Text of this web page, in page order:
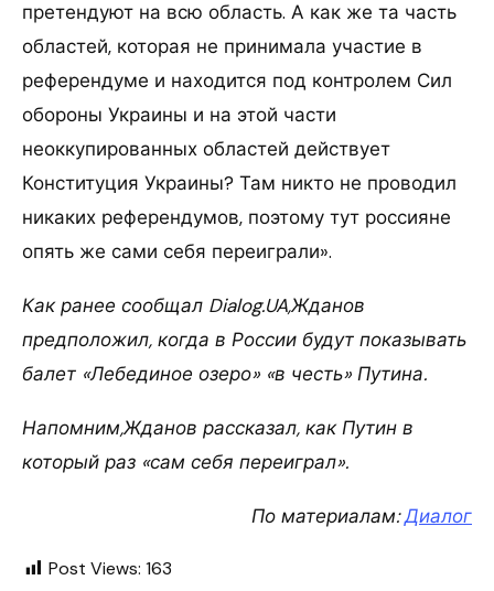
претендуют на всю область. А как же та часть
областей, которая не принимала участие в
референдуме и находится под контролем Сил
обороны Украины и на этой части
неоккупированных областей действует
Конституция Украины? Там никто не проводил
никаких референдумов, поэтому тут россияне
опять же сами себя переиграли».
Как ранее сообщал Dialog.UA,Жданов
предположил, когда в России будут показывать
балет «Лебединое озеро» «в честь» Путина.
Напомним,Жданов рассказал, как Путин в
который раз «сам себя переиграл».
По материалам:Диалог
Post Views: 163